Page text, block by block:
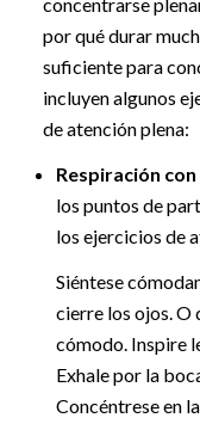
por qué durar
suficiente para
incluyen algunos
de atención plena:
Respiración
los puntos de
los ejercicios de
Siéntese
cierre los ojos. O
cómodo. Inspire
Exhale por la
Concéntrese en